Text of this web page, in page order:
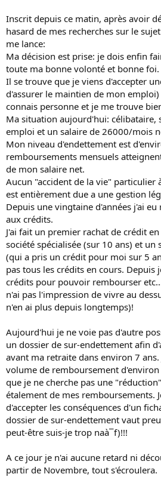
Inscrit depuis ce matin, après avoir
hasard de mes recherches sur le
me lance:
Ma décision est prise: je dois enfin
toute ma bonne volonté et bonne foi.
Il se trouve que je viens d'accepter
d'assurer le maintien de mon
connais personne et je me trouve
Ma situation aujourd'hui: célibataire,
emploi et un salaire de 26000/mois
Mon niveau d'endettement est
remboursements mensuels
de mon salaire net.
Aucun "accident de la vie" particulier
est entièrement due a une gestion
Depuis une vingtaine d'années j'ai
aux crédits.
J'ai fait un premier rachat de crédit
société spécialisée (sur 10 ans) et un
(qui a pris un crédit pour moi sur 5
pas tous les crédits en cours. Depuis
crédits pour pouvoir rembourser
n'ai pas l'impression de vivre au
n'en ai plus depuis longtemps)!
Aujourd'hui je ne voie pas d'autre
un dossier de sur-endettement afin
avant ma retraite dans environ 7 ans.
volume de remboursement
que je ne cherche pas une
étalement de mes remboursements.
d'accepter les conséquences d'un
dossier de sur-endettement vaut
peut-être suis-je trop naà¯f)!!!
A ce jour je n'ai aucune retard ni
partir de Novembre, tout s'écroulera.